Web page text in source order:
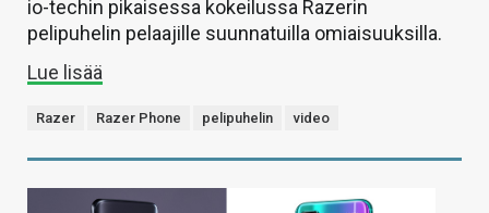
io-techin pikaisessa kokeilussa Razerin
pelipuhelin pelaajille suunnatuilla omiaisuuksilla.
Lue lisää
Razer Razer Phone pelipuhelin video